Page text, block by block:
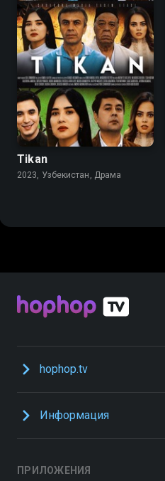
Tikan
2023, Узбекистан, Драма
hophop.tv
Информация
ПРИЛОЖЕНИЯ